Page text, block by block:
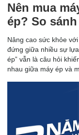
Nên mua
ép? So
Nâng cao sức khỏe
đứng giữa nhiều sự
ép” vẫn là câu hỏi
nhau giữa máy ép và